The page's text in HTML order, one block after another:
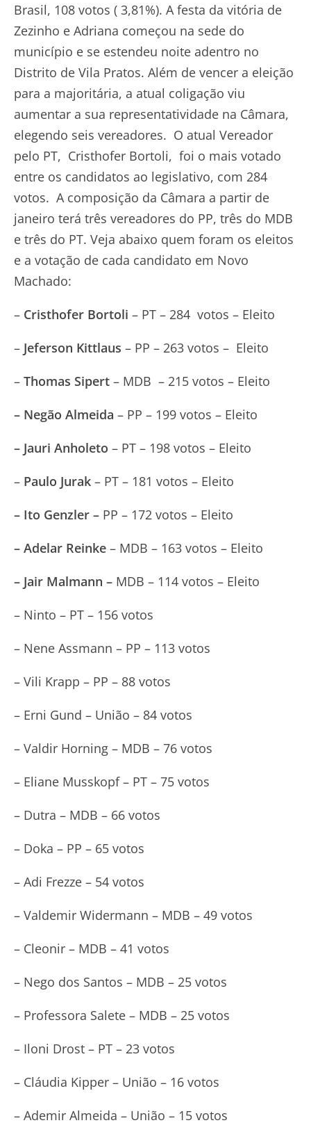
Brasil, 108 votos ( 3,81%). A festa da vitória de
Zezinho e Adriana começou na sede do
município e se estendeu noite adentro no
Distrito de Vila Pratos. Além de vencer a eleição
para a majoritária, a atual coligação viu
aumentar a sua representatividade na Câmara,
elegendo seis vereadores. O atual Vereador
pelo PT, Cristhofer Bortoli, foi o mais votado
entre os candidatos ao legislativo, com 284
votos. A composição da Câmara a partir de
janeiro terá três vereadores do PP, três do MDB
e três do PT. Veja abaixo quem foram os eleitos
e a votação de cada candidato em Novo
Machado:
– Cristhofer Bortoli – PT – 284 votos – Eleito
– Jeferson Kittlaus – PP – 263 votos – Eleito
– Thomas Sipert – MDB – 215 votos – Eleito
– Negão Almeida – PP – 199 votos – Eleito
– Jauri Anholeto – PT – 198 votos – Eleito
– Paulo Jurak – PT – 181 votos – Eleito
– Ito Genzler – PP – 172 votos – Eleito
– Adelar Reinke – MDB – 163 votos – Eleito
– Jair Malmann – MDB – 114 votos – Eleito
– Ninto – PT – 156 votos
– Nene Assmann – PP – 113 votos
– Vili Krapp – PP – 88 votos
– Erni Gund – União – 84 votos
– Valdir Horning – MDB – 76 votos
– Eliane Musskopf – PT – 75 votos
– Dutra – MDB – 66 votos
– Doka – PP – 65 votos
– Adi Frezze – 54 votos
– Valdemir Widermann – MDB – 49 votos
– Cleonir – MDB – 41 votos
– Nego dos Santos – MDB – 25 votos
– Professora Salete – MDB – 25 votos
– Iloni Drost – PT – 23 votos
– Cláudia Kipper – União – 16 votos
– Ademir Almeida – União – 15 votos